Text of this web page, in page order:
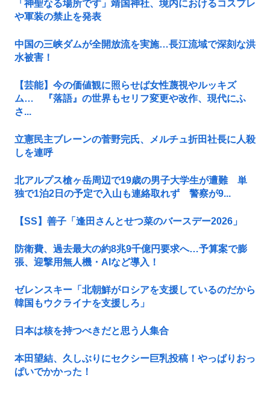
「神聖なる場所です」靖国神社、境内におけるコスプレ
や軍装の禁止を発表
中国の三峡ダムが全開放流を実施…長江流域で深刻な洪
水被害！
【芸能】今の価値観に照らせば女性蔑視やルッキズ
ム… 『落語』の世界もセリフ変更や改作、現代にふ
さ...
立憲民主ブレーンの菅野完氏、メルチュ折田社長に人殺
しを連呼
北アルプス槍ヶ岳周辺で19歳の男子大学生が遭難 単
独で1泊2日の予定で入山も連絡取れず 警察が9...
【SS】善子「逢田さんとせつ菜のバースデー2026」
防衛費、過去最大の約8兆9千億円要求へ…予算案で膨
張、迎撃用無人機・AIなど導入！
ゼレンスキー「北朝鮮がロシアを支援しているのだから
韓国もウクライナを支援しろ」
日本は核を持つべきだと思う人集合
本田望結、久しぶりにセクシー巨乳投稿！やっぱりおっ
ぱいでかかった！